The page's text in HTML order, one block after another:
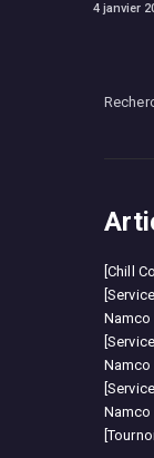
4 janvier
[Chill
Namco
Namco
Namco